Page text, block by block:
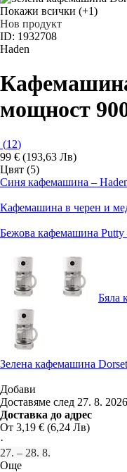
Покажи всички (+1)
Нов продукт
ID: 1932708
Haden
мощност
(12)
99 € (193,63 Лв)
Цвят (5)
Синя кафемашина –
Кафемашина в черен и
Бежова кафемашина Putty
Бяла
Зелена кафемашина
Добави
Доставяме след 27. 8. 2026
Доставка до адрес
От 3,19 € (6,24 Лв)
·
27. – 28. 8.
Още